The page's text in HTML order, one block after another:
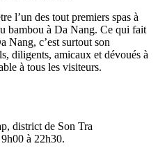
l’un des tout premiers spas à
bambou à Da Nang. Ce qui fait
Nang, c’est surtout son
diligents, amicaux et dévoués à
à tous les visiteurs.
district de Son Tra
à 22h30.